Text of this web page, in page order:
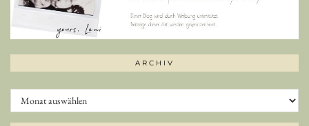
ARCHIV
Archiv